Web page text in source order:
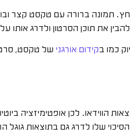
תמונה ברורה עם טקסט קצר
את תוכן הסרטון ולדרג אותו על
כמו בקידום אורגני של טקסט,
הווידאו. לכן אופטימיזציה
שלו לדרג גם בתוצאות גוגל